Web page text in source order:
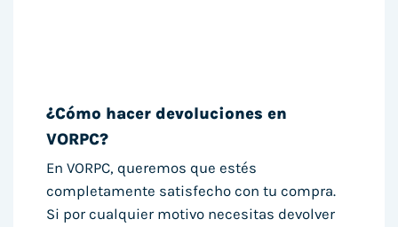
¿Cómo hacer devoluciones en
VORPC?
En VORPC, queremos que estés
completamente satisfecho con tu compra.
Si por cualquier motivo necesitas devolver